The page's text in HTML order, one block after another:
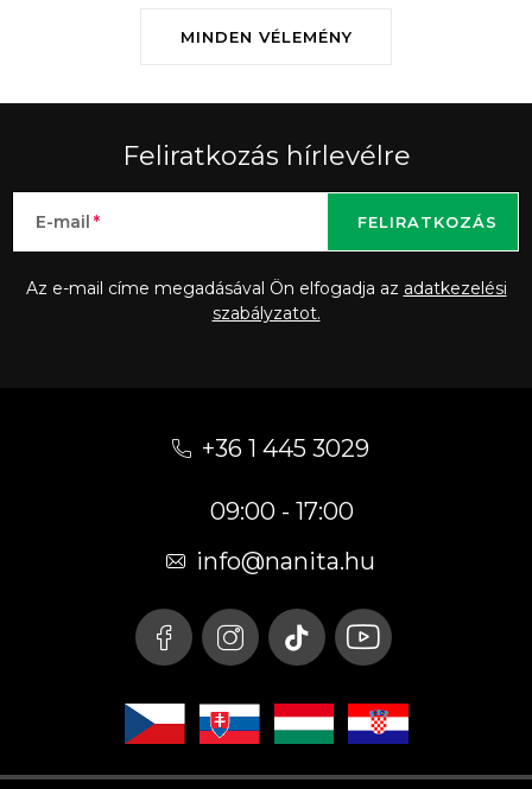
MINDEN VÉLEMÉNY
Feliratkozás hírlevélre
E-mail
Az e-mail címe megadásával Ön elfogadja az adatkezelési
szabályzatot.
FELIRATKOZÁS
+36 1 445 3029
09:00 - 17:00
info@nanita.hu